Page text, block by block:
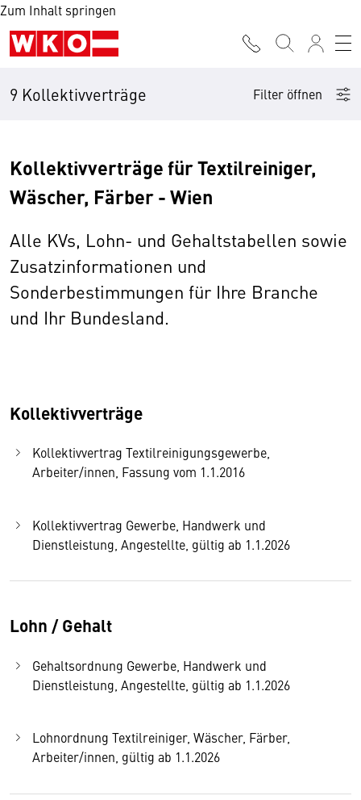
Zum Inhalt springen
9 Kollektivverträge Filter öffnen
Kollektivverträge für Textilreiniger,
Wäscher, Färber - Wien
Alle KVs, Lohn- und Gehaltstabellen sowie
Zusatzinformationen und
Sonderbestimmungen für Ihre Branche
und Ihr Bundesland.
Kollektivverträge
Kollektivvertrag Textilreinigungsgewerbe,
Arbeiter/innen, Fassung vom 1.1.2016
Kollektivvertrag Gewerbe, Handwerk und
Dienstleistung, Angestellte, gültig ab 1.1.2026
Lohn / Gehalt
Gehaltsordnung Gewerbe, Handwerk und
Dienstleistung, Angestellte, gültig ab 1.1.2026
Lohnordnung Textilreiniger, Wäscher, Färber,
Arbeiter/innen, gültig ab 1.1.2026